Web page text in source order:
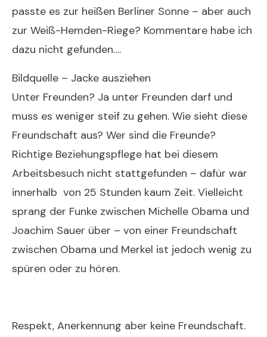
passte es zur heißen Berliner Sonne – aber auch
zur Weiß-Hemden-Riege? Kommentare habe ich
dazu nicht gefunden….
Bildquelle – Jacke ausziehen
Unter Freunden? Ja unter Freunden darf und
muss es weniger steif zu gehen. Wie sieht diese
Freundschaft aus? Wer sind die Freunde?
Richtige Beziehungspflege hat bei diesem
Arbeitsbesuch nicht stattgefunden – dafür war
innerhalb von 25 Stunden kaum Zeit. Vielleicht
sprang der Funke zwischen Michelle Obama und
Joachim Sauer über – von einer Freundschaft
zwischen Obama und Merkel ist jedoch wenig zu
spüren oder zu hören.
Respekt, Anerkennung aber keine Freundschaft.